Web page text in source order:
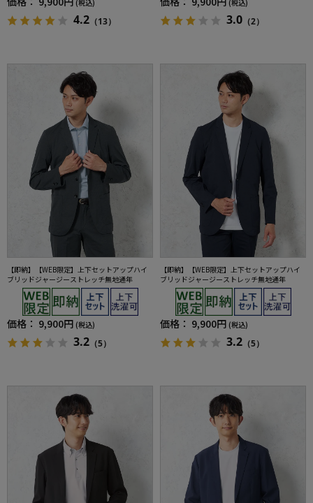
(税込)
4.2 （13）
(税込)
3.0 （2）
【即納】【WEB限定】上下セットアップハイ
ブリッドジャージーストレッチ無地通年
価格： 9,900円 (税込)
3.2 （5）
【即納】【WEB限定】上下セットアップハイ
ブリッドジャージーストレッチ無地通年
価格： 9,900円 (税込)
3.2 （5）